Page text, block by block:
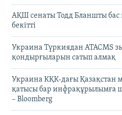
АҚШ сенаты Тодд Бланшты бас
бекітті
Украина Түркиядан ATACMS
қондырғыларын сатып алмақ
Украина КҚК-дағы Қазақстан
қатысы бар инфрақұрылымға
– Bloomberg